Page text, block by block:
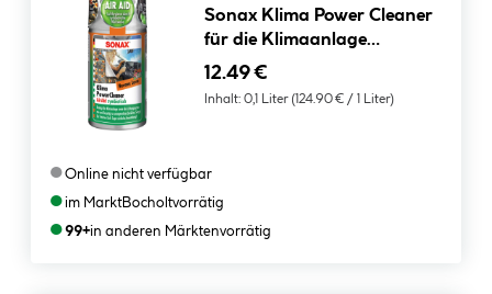
Sonax Klima Power Cleaner
für die Klimaanlage
HavanaLove 100 ml
12.49 €
Inhalt: 0,1 Liter (124.90 € / 1 Liter)
●Online nicht verfügbar
●im MarktBocholtvorrätig
●99+in anderen Märktenvorrätig